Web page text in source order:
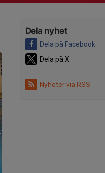
Dela nyhet
Dela på Facebook
Dela på X
Nyheter via RSS